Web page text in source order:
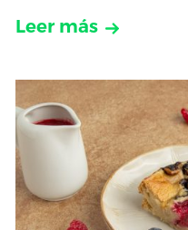
Leer más